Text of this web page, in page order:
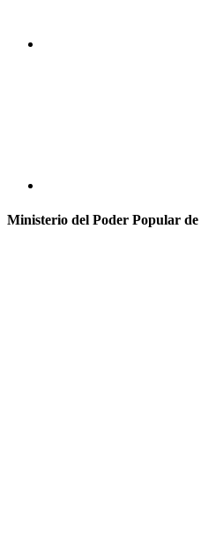
Ministerio del Poder Popular